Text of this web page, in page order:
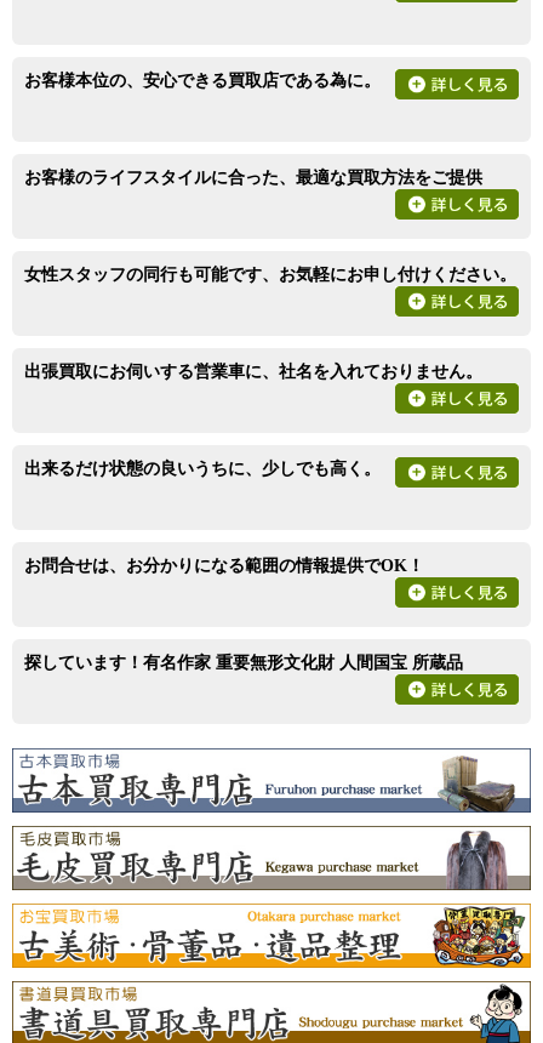
お客様本位の、安心できる買取店である為に。
お客様のライフスタイルに合った、最適な買取方法をご提供
女性スタッフの同行も可能です、お気軽にお申し付けください。
出張買取にお伺いする営業車に、社名を入れておりません。
出来るだけ状態の良いうちに、少しでも高く。
お問合せは、お分かりになる範囲の情報提供でOK！
探しています！有名作家 重要無形文化財 人間国宝 所蔵品